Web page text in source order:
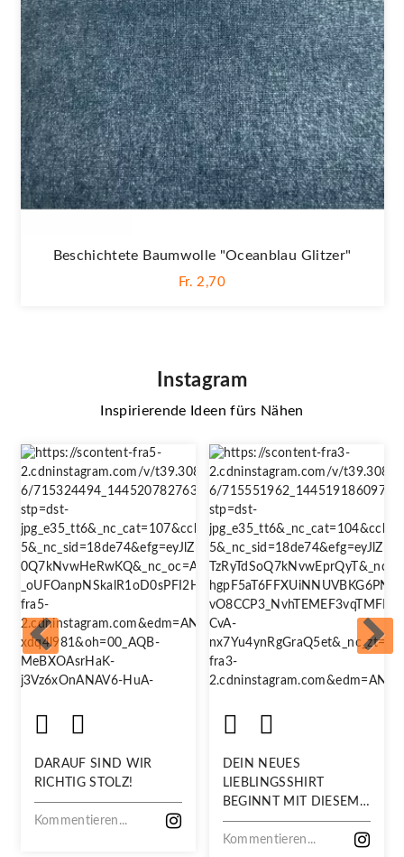
Beschichtete Baumwolle "Oceanblau Glitzer"
Fr. 2,70
Instagram
Inspirierende Ideen fürs Nähen
DARAUF SIND WIR
RICHTIG STOLZ!
Kommentieren...
DEIN NEUES
LIEBLINGSSHIRT
BEGINNT MIT DIESEM
STOFF
Kommentieren...